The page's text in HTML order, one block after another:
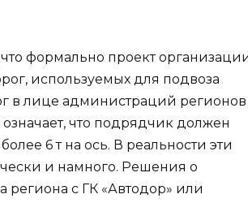
формально проект
используемых для подвоза
в лице администраций регионов
что подрядчик должен
6 т на ось. В реальности эти
и намного. Решения о
с ГК «Автодор» или